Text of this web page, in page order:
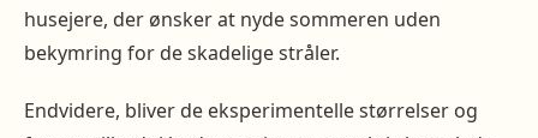
husejere, der ønsker at nyde sommeren uden
bekymring for de skadelige stråler.
Endvidere, bliver de eksperimentelle størrelser og